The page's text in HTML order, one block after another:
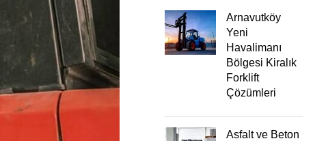
Arnavutköy
Yeni
Havalimanı
Bölgesi Kiralık
Forklift
Çözümleri
Asfalt ve Beton